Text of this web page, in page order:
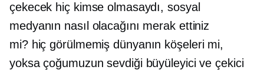
çekecek hiç kimse olmasaydı, sosyal
medyanın nasıl olacağını merak ettiniz
mi? hiç görülmemiş dünyanın köşeleri mi,
yoksa çoğumuzun sevdiği büyüleyici ve çekici